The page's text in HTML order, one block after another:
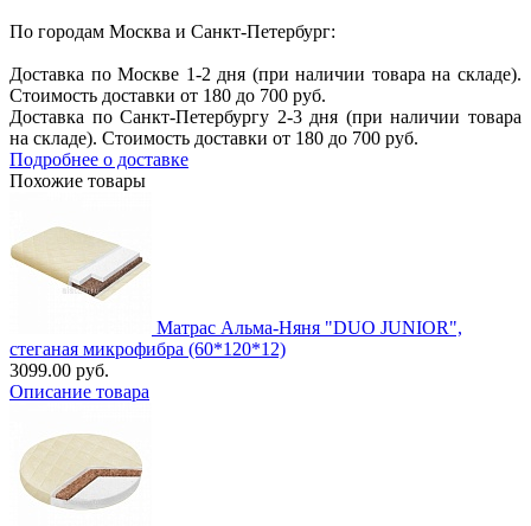
По городам Москва и Санкт-Петербург:
Доставка по Москве 1-2 дня (при наличии товара на складе).
Стоимость доставки от 180 до 700 руб.
Доставка по Санкт-Петербургу 2-3 дня (при наличии товара
на складе). Стоимость доставки от 180 до 700 руб.
Подробнее о доставке
Похожие товары
Матрас Альма-Няня "DUO JUNIOR",
стеганая микрофибра (60*120*12)
3099.00 руб.
Описание товара